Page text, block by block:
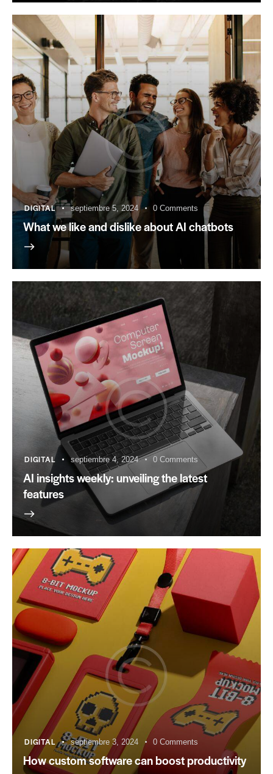
DIGITAL septiembre 5, 2024 0 Comments
What we like and dislike about AI chatbots
DIGITAL septiembre 4, 2024 0 Comments
AI insights weekly: unveiling the latest
features
DIGITAL septiembre 3, 2024 0 Comments
How custom software can boost productivity